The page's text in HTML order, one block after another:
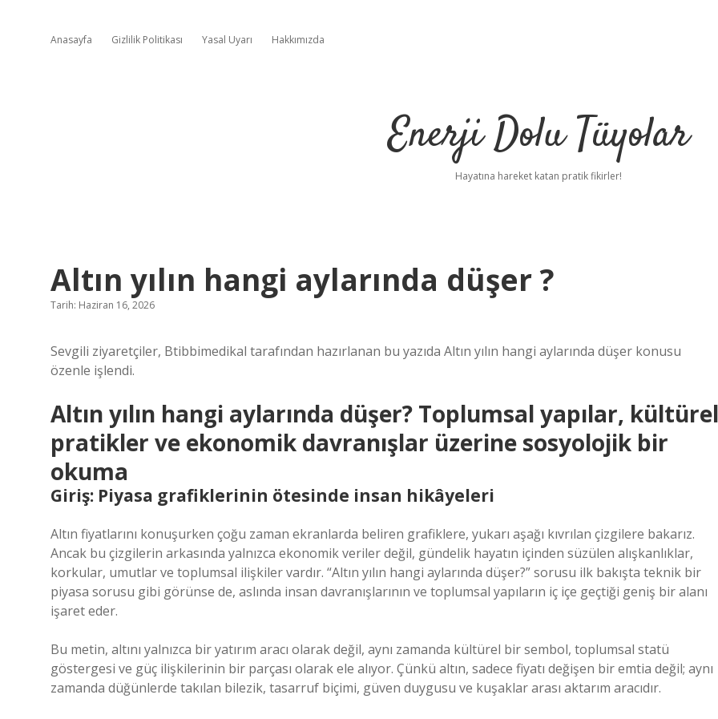
Anasayfa Gizlilik Politikası Yasal Uyarı Hakkımızda
Enerji Dolu Tüyolar
Hayatına hareket katan pratik fikirler!
Altın yılın hangi aylarında düşer ?
Tarih: Haziran 16, 2026
Sevgili ziyaretçiler, Btibbimedikal tarafından hazırlanan bu yazıda Altın yılın hangi aylarında düşer konusu
özenle işlendi.
Altın yılın hangi aylarında düşer? Toplumsal yapılar, kültürel
pratikler ve ekonomik davranışlar üzerine sosyolojik bir
okuma
Giriş: Piyasa grafiklerinin ötesinde insan hikâyeleri
Altın fiyatlarını konuşurken çoğu zaman ekranlarda beliren grafiklere, yukarı aşağı kıvrılan çizgilere bakarız.
Ancak bu çizgilerin arkasında yalnızca ekonomik veriler değil, gündelik hayatın içinden süzülen alışkanlıklar,
korkular, umutlar ve toplumsal ilişkiler vardır. “Altın yılın hangi aylarında düşer?” sorusu ilk bakışta teknik bir
piyasa sorusu gibi görünse de, aslında insan davranışlarının ve toplumsal yapıların iç içe geçtiği geniş bir alanı
işaret eder.
Bu metin, altını yalnızca bir yatırım aracı olarak değil, aynı zamanda kültürel bir sembol, toplumsal statü
göstergesi ve güç ilişkilerinin bir parçası olarak ele alıyor. Çünkü altın, sadece fiyatı değişen bir emtia değil; aynı
zamanda düğünlerde takılan bilezik, tasarruf biçimi, güven duygusu ve kuşaklar arası aktarım aracıdır.